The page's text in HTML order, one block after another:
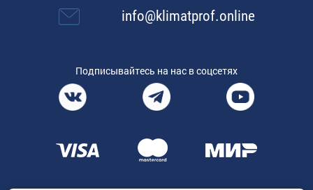
info@klimatprof.online
Подписывайтесь на нас в соцсетях